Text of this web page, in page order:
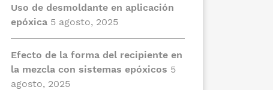
Uso de desmoldante en aplicación
epóxica 5 agosto, 2025
Efecto de la forma del recipiente en
la mezcla con sistemas epóxicos 5
agosto, 2025